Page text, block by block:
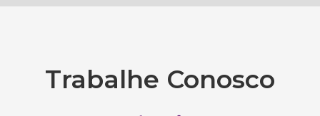
Trabalhe Conosco